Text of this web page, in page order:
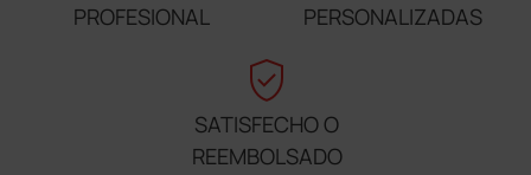
PROFESIONAL
PERSONALIZADAS
verified_user
SATISFECHO O
REEMBOLSADO